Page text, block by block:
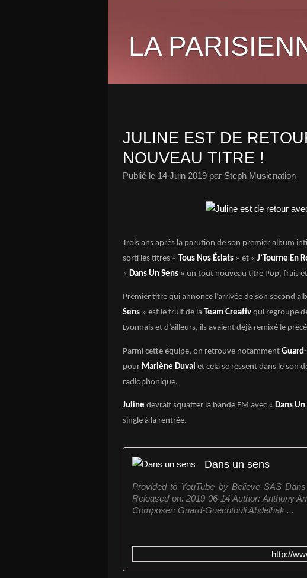
LA
JULINE EST DE
NOUVEAU TITRE !
Publié le 14 Juin 2019 par Steph Musicnation
Trois ans après la parution de son premier album
sorti les titres « Tous Nos Éclats » et « J’Tourne En
« Dans Un Sens » un tout nouveau titre Pop, frais
Premier titre qui annonce l’arrivée de son second
Sens » est le fruit de la Team Creativ qui regroupe
Lyonnais et d’ailleurs, ils avaient déjà remixé le
Parmi cette équipe, on retrouve notamment
pour Marlène Duval et cela se ressent dans le son
radiophonique.
Juline devrait squatter la bande FM avec « Dans Un
single à la rentrée.
Dans un sens
Provided to YouTube by Believe SAS
Released on: 2019-06-14 Author: Anthony
Composer: Guard-Guechtouli Abdelhak ...
http://